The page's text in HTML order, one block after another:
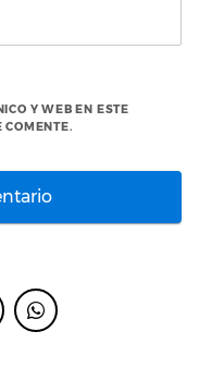
Y WEB EN ESTE